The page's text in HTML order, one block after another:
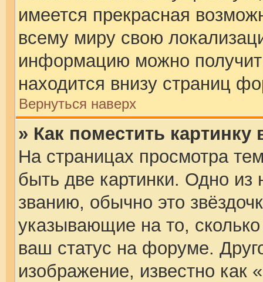
имеется прекрасная
всему миру свою
информацию можно
находится внизу страниц
Вернуться наверх
» Как поместить
На страницах просмотра
быть две картинки. Одно из
званию, обычно это
указывающие на то,
ваш статус на форуме.
изображение, известно как